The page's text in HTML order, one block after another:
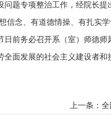
题专项整治工作，经院长提
信念、有道德情操、有扎实
前务必召开系（室）师德
面发展的社会主义建设者和
上一条： 全